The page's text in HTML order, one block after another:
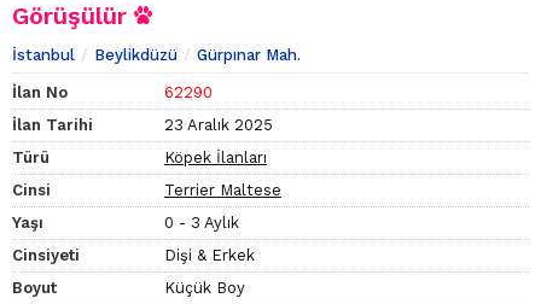
Görüşülür
İstanbul Beylikdüzü Gürpınar Mah.
İlan No
62290
İlan Tarihi
23 Aralık 2025
Türü
Köpek İlanları
Cinsi
Terrier Maltese
Yaşı
0 - 3 Aylık
Cinsiyeti
Dişi & Erkek
Boyut
Küçük Boy